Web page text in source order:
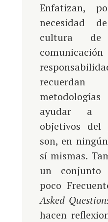
Enfatizan,
necesidad
cultura de
ayudar a
objetivos del
son, en
sí mismas.
un conjunto
poco
Asked
hacen